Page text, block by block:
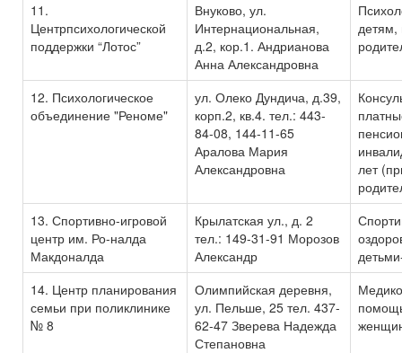
11.
Центрпсихологической
поддержки “Лотос”
Внуково, ул.
Интернациональная,
д.2, кор.1. Андрианова
Анна Александровна
детям,
12. Психологическое
объединение "Реноме"
ул. Олеко Дундича, д.39,
корп.2, кв.4. тел.: 443-
84-08, 144-11-65
Аралова Мария
Александровна
лет
13. Спортивно-игровой
центр им. Ро-налда
Макдоналда
Крылатская ул., д. 2
тел.: 149-31-91 Морозов
Александр
14. Центр планирования
семьи при поликлинике
№ 8
Олимпийская деревня,
ул. Пельше, 25 тел. 437-
62-47 Зверева Надежда
Степановна